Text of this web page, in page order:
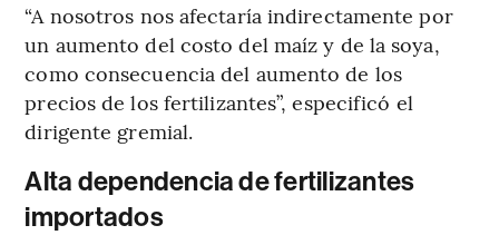
“A nosotros nos afectaría indirectamente por
un aumento del costo del maíz y de la soya,
como consecuencia del aumento de los
precios de los fertilizantes”, especificó el
dirigente gremial.
Alta dependencia de fertilizantes
importados